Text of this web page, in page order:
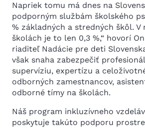
Napriek tomu má dnes na
podporným službám školského
% základných a stredných škôl. V
školách je to len 0,3 %,“ hovorí
riaditeľ Nadácie pre deti
však snaha zabezpečiť
supervíziu, expertízu a
odborných zamestnancov,
odborné tímy na školách.
Náš program inkluzívneho
poskytuje takúto podporu